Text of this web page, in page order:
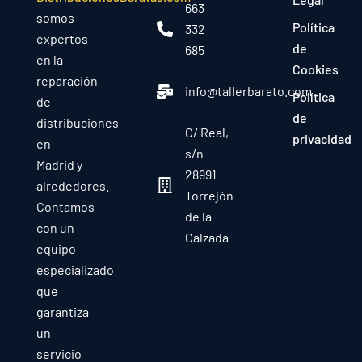
somos
expertos
en la
reparación
de
distribuciones
en
Madrid y
alrededores.
Contamos
con un
equipo
especializado
que
garantiza
un
servicio
663
332
685
info@tallerbarato.com
C/ Real,
s/n
28991
Torrejón
de la
Calzada
Política
de
Cookies
Política
de
privacidad